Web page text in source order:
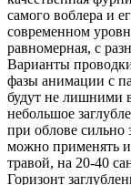
самого воблера и
современном
равномерная, с
Варианты
фазы анимации с
будут не лишними
небольшое
при облове сильно
можно применять
травой, на 20-40
Горизонт